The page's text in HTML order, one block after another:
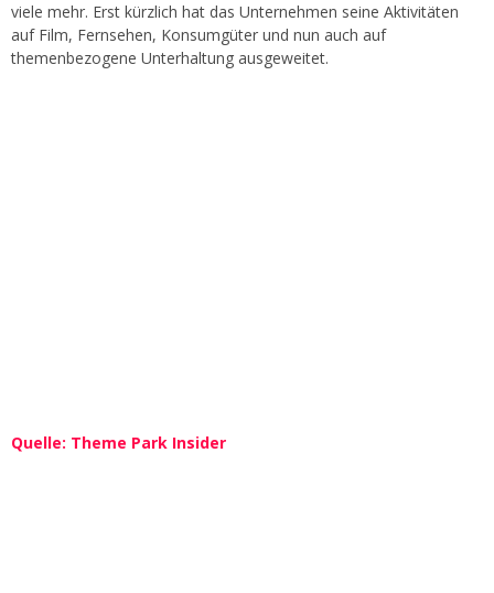
viele mehr. Erst kürzlich hat das Unternehmen seine Aktivitäten
auf Film, Fernsehen, Konsumgüter und nun auch auf
themenbezogene Unterhaltung ausgeweitet.
Quelle: Theme Park Insider